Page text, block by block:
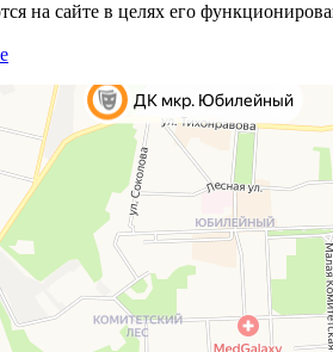
на сайте в целях его